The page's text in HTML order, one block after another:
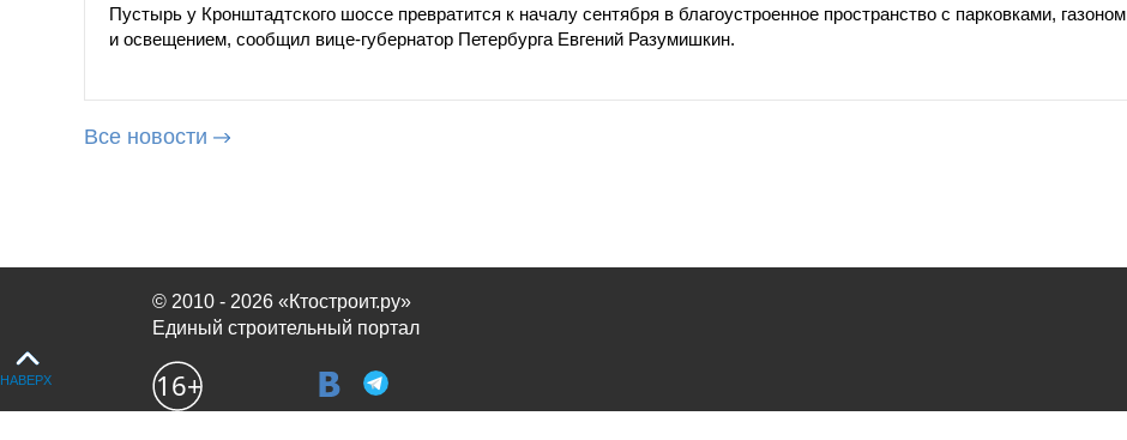
Пустырь у Кронштадтского шоссе превратится к началу сентября в благоустроенное пространство с парковками, газоном
и освещением, сообщил вице-губернатор Петербурга Евгений Разумишкин.
Все новости
© 2010 - 2026 «Ктостроит.ру»
Единый строительный портал
НАВЕРХ